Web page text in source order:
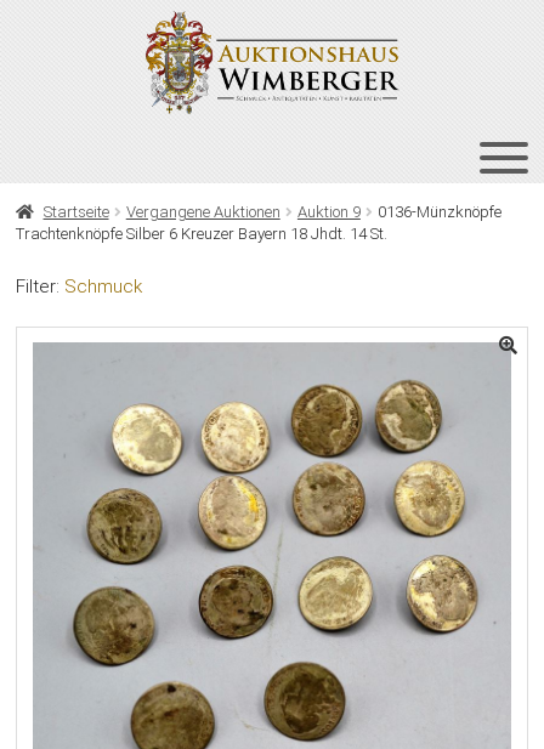
HOME
ÜBER UNS
KONTAKT
NEWSLETTER
Startseite Vergangene Auktionen Auktion 9
0136-Münzknöpfe
Trachtenknöpfe Silber 6 Kreuzer Bayern 18 Jhdt. 14 St.
Filter: Schmuck